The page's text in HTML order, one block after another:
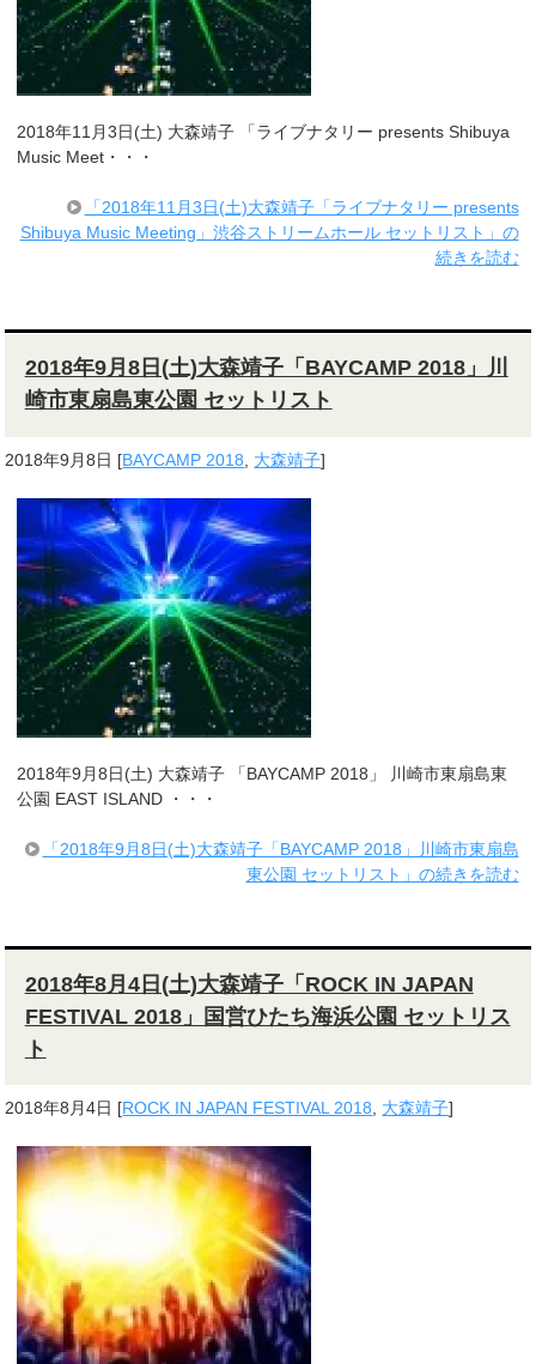
2018年11月3日(土) 大森靖子 「ライブナタリー presents Shibuya
Music Meet・・・
「2018年11月3日(土)大森靖子「ライブナタリー presents
Shibuya Music Meeting」渋谷ストリームホール セットリスト」の
続きを読む
2018年9月8日(土)大森靖子「BAYCAMP 2018」川
崎市東扇島東公園 セットリスト
2018年9月8日 [BAYCAMP 2018 大森靖子]
2018年9月8日(土) 大森靖子 「BAYCAMP 2018」 川崎市東扇島東
公園 EAST ISLAND ・・・
「2018年9月8日(土)大森靖子「BAYCAMP 2018」川崎市東扇島
東公園 セットリスト」の続きを読む
2018年8月4日(土)大森靖子「ROCK IN JAPAN
FESTIVAL 2018」国営ひたち海浜公園 セットリス
ト
2018年8月4日 [ROCK IN JAPAN FESTIVAL 2018 大森靖子]